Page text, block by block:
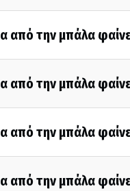
από την μπάλα
από την μπάλα
από την μπάλα
από την μπάλα